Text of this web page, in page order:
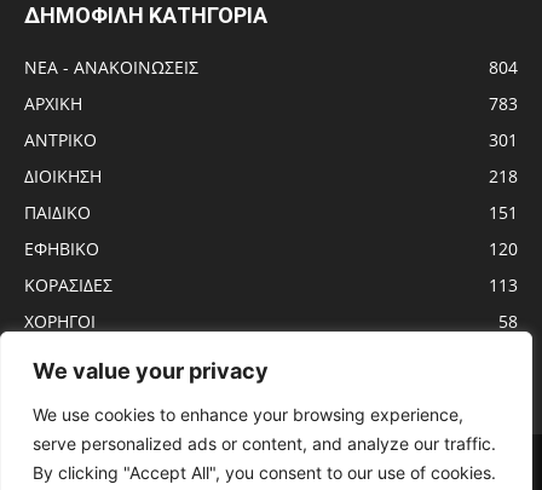
We value your privacy
We use cookies to enhance your browsing experience,
serve personalized ads or content, and analyze our traffic.
By clicking "Accept All", you consent to our use of cookies.
ΔΗΜΟΦΙΛΗ ΚΑΤΗΓΟΡΙΑ
ΝΕΑ - ΑΝΑΚΟΙΝΩΣΕΙΣ
804
ΑΡΧΙΚΗ
783
ΑΝTΡΙΚΟ
301
ΔΙΟΙΚΗΣΗ
218
ΠΑΙΔΙΚΟ
151
ΕΦΗΒΙΚΟ
120
ΚΟΡΑΣΙΔΕΣ
113
ΧΟΡΗΓΟΙ
58
Αρχική ΑΝTΡΙΚΟ ΝΕΑ – ΑΝΑΚΟΙΝΩΣΕΙΣ
ΓΥΝΑΙΚΩΝ